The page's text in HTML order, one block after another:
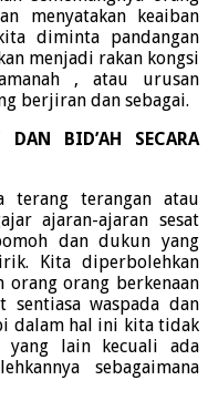
menyatakan keaiban
diminta pandangan
menjadi rakan kongsi
, atau urusan
berjiran dan sebagai.
BID’AH SECARA
terang terangan atau
ajaran-ajaran sesat
dan dukun yang
Kita diperbolehkan
orang orang berkenaan
waspada dan
dalam hal ini kita tidak
yang lain kecuali ada
sebagaimana